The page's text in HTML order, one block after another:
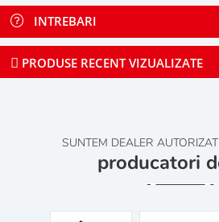
INTREBARI
PRODUSE RECENT VIZUALIZATE
SUNTEM DEALER
producatori